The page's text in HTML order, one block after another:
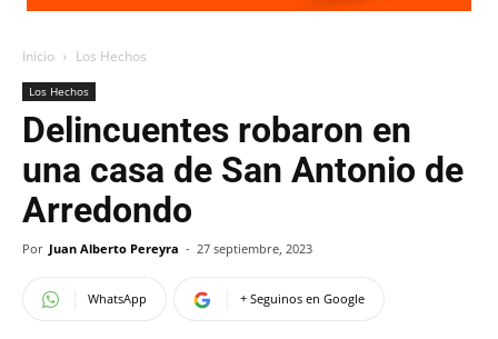
Inicio Los Hechos
Los Hechos
Delincuentes robaron en
una casa de San Antonio de
Arredondo
Por Juan Alberto Pereyra - 27 septiembre, 2023
WhatsApp + Seguinos en Google